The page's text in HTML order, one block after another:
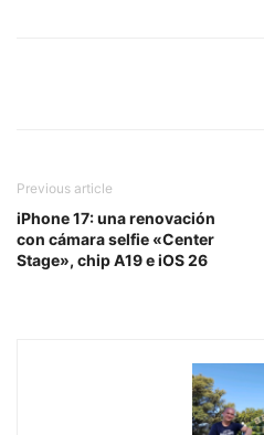
Previous article
iPhone 17: una renovación
con cámara selfie «Center
Stage», chip A19 e iOS 26